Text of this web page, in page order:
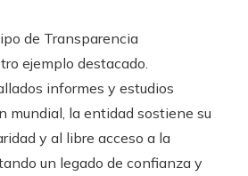
de Transparencia
ejemplo destacado.
informes y estudios
mundial, la entidad sostiene su
y al libre acceso a la
un legado de confianza y